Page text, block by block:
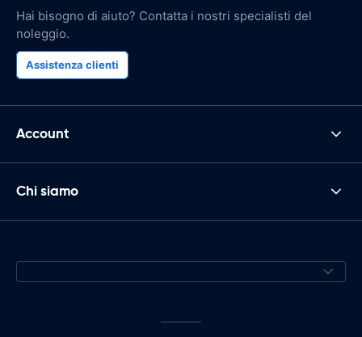
Hai bisogno di aiuto? Contatta i nostri specialisti del
noleggio.
Assistenza clienti
Account
Chi siamo